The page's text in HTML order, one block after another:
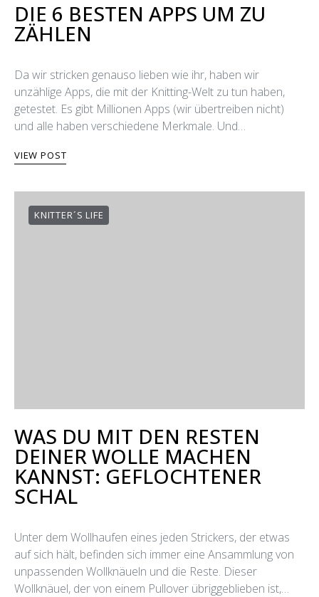
DIE 6 BESTEN APPS UM ZU
ZÄHLEN
Da wir stricken genauso lieben wie ihr, haben wir
unzählige Apps, die mit der Knitting-Welt zu tun haben,
getestet. Es gibt Millionen Apps (wir übertreiben nicht)
und alle haben verschiedene Merkmale. Und…
VIEW POST
KNITTER´S LIFE
WAS DU MIT DEN RESTEN
DEINER WOLLE MACHEN
KANNST: GEFLOCHTENER
SCHAL
Unter dem Wollhaufen eines jeden Strickers, der etwas
auf sich hält, befinden sich immer eine Ansammlung von
unpassenden Wollknäueln und die Reste. Dieser
Wollknäuel, der von einem Pullover übriggeblieben ist,…